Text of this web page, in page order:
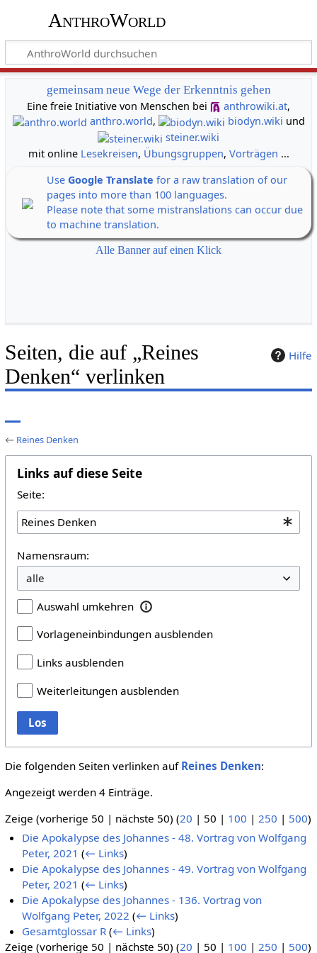
AnthroWorld
gemeinsam neue Wege der Erkenntnis gehen
Eine freie Initiative von Menschen bei
anthrowiki.at,
anthro.world, biodyn.wiki und
steiner.wiki
mit online Lesekreisen, Übungsgruppen, Vorträgen ...
Use Google Translate for a raw translation of our
pages into more than 100 languages.
Please note that some mistranslations can occur due
to machine translation.
Alle Banner auf einen Klick
Hilfe
Seiten, die auf „Reines
Denken“ verlinken
← Reines Denken
Links auf diese Seite
Seite:
Namensraum:
Auswahl umkehren
Vorlageneinbindungen ausblenden
Links ausblenden
Weiterleitungen ausblenden
Los
Die folgenden Seiten verlinken auf Reines Denken:
Angezeigt werden 4 Einträge.
Zeige (vorherige 50 | nächste 50) (20 | 50 | 100 | 250 | 500)
Die Apokalypse des Johannes - 48. Vortrag von Wolfgang
Peter, 2021 (← Links)
Die Apokalypse des Johannes - 49. Vortrag von Wolfgang
Peter, 2021 (← Links)
Die Apokalypse des Johannes - 136. Vortrag von
Wolfgang Peter, 2022 (← Links)
Gesamtglossar R (← Links)
Zeige (vorherige 50 | nächste 50) (20 | 50 | 100 | 250 | 500)